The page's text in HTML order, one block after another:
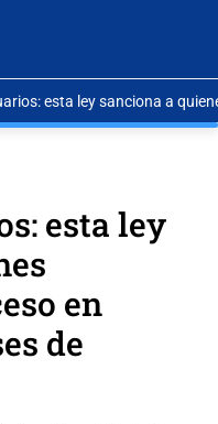
esta ley sanciona a
esta ley
en
de